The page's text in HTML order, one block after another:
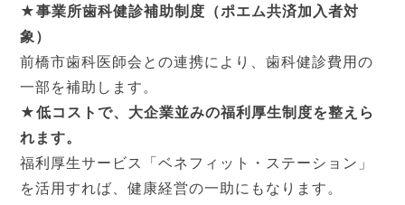
★事業所歯科健診補助制度（ポエム共済加入者対
象）
前橋市歯科医師会との連携により、歯科健診費用の
一部を補助します。
★低コストで、大企業並みの福利厚生制度を整えら
れます。
福利厚生サービス「ベネフィット・ステーション」
を活用すれば、健康経営の一助にもなります。